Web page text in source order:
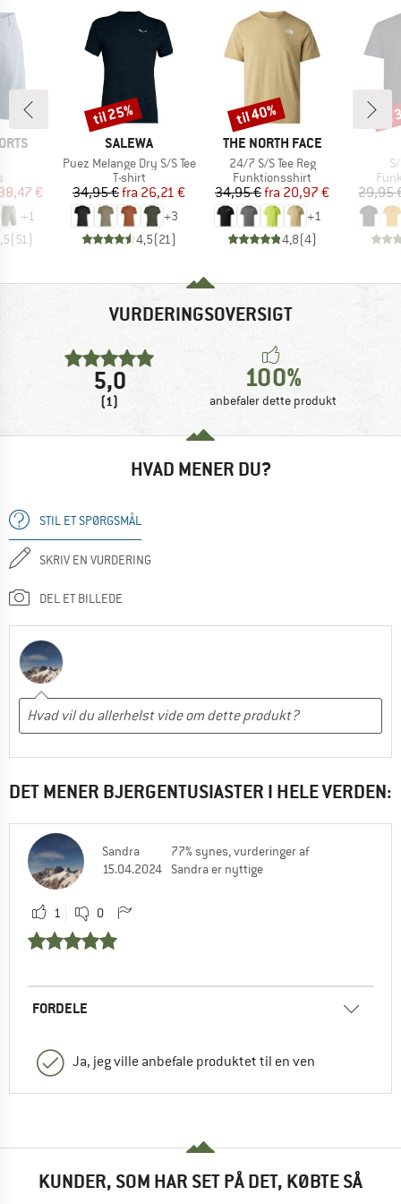
pris
€
+1
(51 )
MÆRKE
SALEWA
Artikel
Puez Melange Dry S/S Tee
Produktgruppe
T-shirt
Pris
34,95 € Nedsat pris
fra 26,21 €
+3
4,5(21 )
Rabat
til 25%
MÆRKE
THE NORTH FACE
Artikel
24/7 S/S Tee Reg
Produktgruppe
Funktionsshirt
Pris
34,95 € Nedsat pris
fra 20,97 €
+1
4,8(4)
Rabat
til 40%
29,95
VURDERINGSOVERSIGT
5,0
(1)
100%
anbefaler dette produkt
HVAD MENER DU?
STIL ET SPØRGSMÅL
SKRIV EN VURDERING
DEL ET BILLEDE
DET MENER BJERGENTUSIASTER I HELE VERDEN:
Sandra
15.04.2024
77% synes, vurderinger af
Sandra er nyttige
1 0
FORDELE
Ja, jeg ville anbefale produktet til en ven
KUNDER, SOM HAR SET PÅ DET, KØBTE SÅ